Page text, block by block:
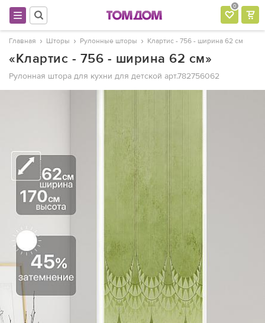
0
Главная Шторы Рулонные шторы Клартис - 756 - ширина 62 см
«Клартис - 756 - ширина 62 см»
Рулонная штора для кухни для детской арт.782756062